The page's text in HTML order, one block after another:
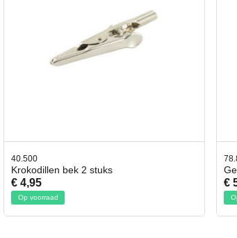
40.500
Krokodillen bek 2 stuks
€ 4,95
Op voorraad
€